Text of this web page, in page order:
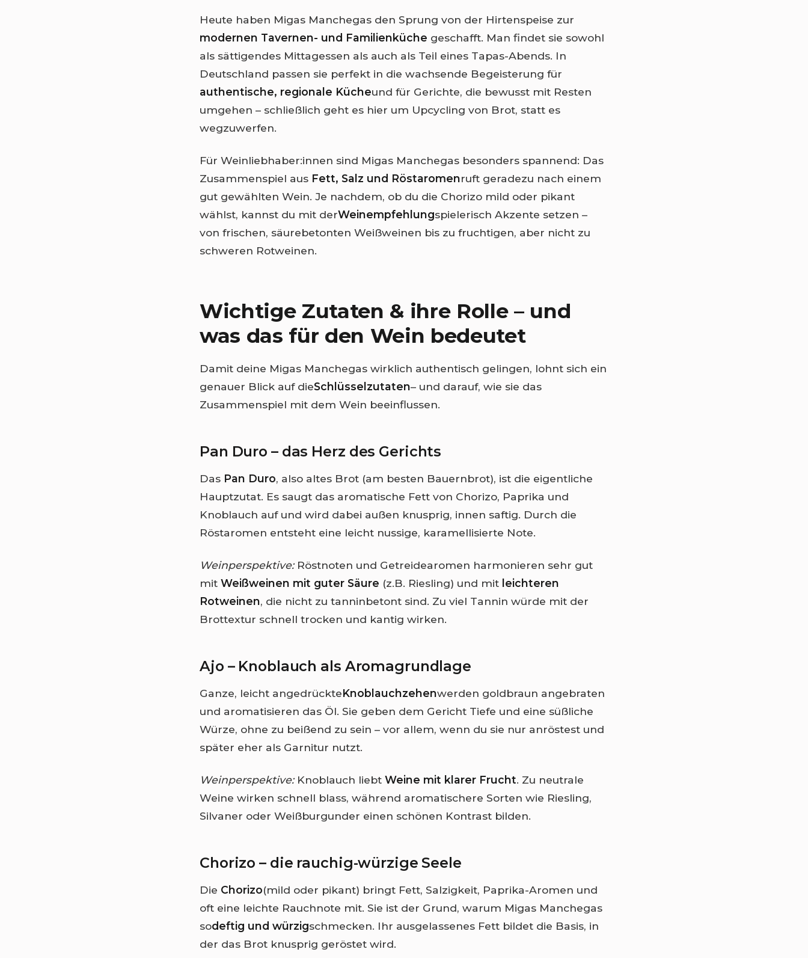
Heute haben Migas Manchegas den Sprung von der Hirtenspeise zur
modernen Tavernen- und Familienküche geschafft. Man findet sie sowohl
als sättigendes Mittagessen als auch als Teil eines Tapas-Abends. In
Deutschland passen sie perfekt in die wachsende Begeisterung für
authentische, regionale Kücheund für Gerichte, die bewusst mit Resten
umgehen – schließlich geht es hier um Upcycling von Brot, statt es
wegzuwerfen.
Für Weinliebhaber:innen sind Migas Manchegas besonders spannend: Das
Zusammenspiel aus Fett, Salz und Röstaromenruft geradezu nach einem
gut gewählten Wein. Je nachdem, ob du die Chorizo mild oder pikant
wählst, kannst du mit derWeinempfehlungspielerisch Akzente setzen –
von frischen, säurebetonten Weißweinen bis zu fruchtigen, aber nicht zu
schweren Rotweinen.
Wichtige Zutaten & ihre Rolle – und
was das für den Wein bedeutet
Damit deine Migas Manchegas wirklich authentisch gelingen, lohnt sich ein
genauer Blick auf dieSchlüsselzutaten– und darauf, wie sie das
Zusammenspiel mit dem Wein beeinflussen.
Pan Duro – das Herz des Gerichts
Das Pan Duro, also altes Brot (am besten Bauernbrot), ist die eigentliche
Hauptzutat. Es saugt das aromatische Fett von Chorizo, Paprika und
Knoblauch auf und wird dabei außen knusprig, innen saftig. Durch die
Röstaromen entsteht eine leicht nussige, karamellisierte Note.
Weinperspektive:Röstnoten und Getreidearomen harmonieren sehr gut
mit Weißweinen mit guter Säure (z.B. Riesling) und mit leichteren
Rotweinen, die nicht zu tanninbetont sind. Zu viel Tannin würde mit der
Brottextur schnell trocken und kantig wirken.
Ajo – Knoblauch als Aromagrundlage
Ganze, leicht angedrückteKnoblauchzehenwerden goldbraun angebraten
und aromatisieren das Öl. Sie geben dem Gericht Tiefe und eine süßliche
Würze, ohne zu beißend zu sein – vor allem, wenn du sie nur anröstest und
später eher als Garnitur nutzt.
Weinperspektive:Knoblauch liebt Weine mit klarer Frucht. Zu neutrale
Weine wirken schnell blass, während aromatischere Sorten wie Riesling,
Silvaner oder Weißburgunder einen schönen Kontrast bilden.
Chorizo – die rauchig-würzige Seele
Die Chorizo(mild oder pikant) bringt Fett, Salzigkeit, Paprika-Aromen und
oft eine leichte Rauchnote mit. Sie ist der Grund, warum Migas Manchegas
sodeftig und würzigschmecken. Ihr ausgelassenes Fett bildet die Basis, in
der das Brot knusprig geröstet wird.